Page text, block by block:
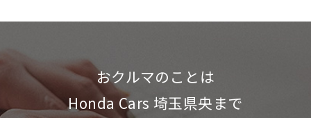
おクルマのことは
Honda Cars 埼玉県央まで